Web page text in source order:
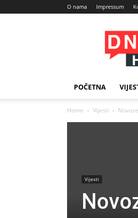
O nama Impressum
POČETNA
Home Vijesti
Vijesti